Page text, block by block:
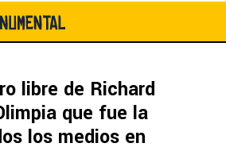
libre de Richard
que fue la
los medios en